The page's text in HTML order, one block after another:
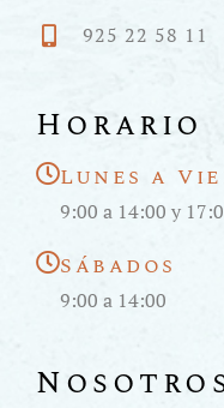
925 22 58 11
Horario
Lunes a
9:00 a 14:00 y
Sábados
9:00 a 14:00